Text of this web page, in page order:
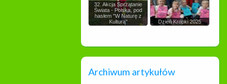
32. Akcja Sprzątanie
Świata - Polska, pod
hasłem "W Naturę z
Kulturą"
Dzień Kropki 2025
Archiwum artykułów